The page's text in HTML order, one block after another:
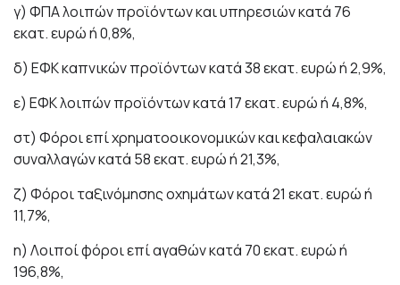
γ) ΦΠΑ λοιπών προϊόντων και υπηρεσιών κατά 76
εκατ. ευρώ ή 0,8%,
δ) ΕΦΚ καπνικών προϊόντων κατά 38 εκατ. ευρώ ή 2,9%,
ε) ΕΦΚ λοιπών προϊόντων κατά 17 εκατ. ευρώ ή 4,8%,
στ) Φόροι επί χρηματοοικονομικών και κεφαλαιακών
συναλλαγών κατά 58 εκατ. ευρώ ή 21,3%,
ζ) Φόροι ταξινόμησης οχημάτων κατά 21 εκατ. ευρώ ή
11,7%,
η) Λοιποί φόροι επί αγαθών κατά 70 εκατ. ευρώ ή
196,8%,